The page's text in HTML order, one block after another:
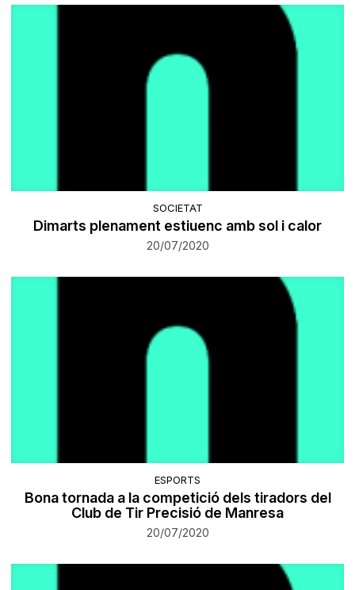
SOCIETAT
Dimarts plenament estiuenc amb sol i calor
20/07/2020
ESPORTS
Bona tornada a la competició dels tiradors del
Club de Tir Precisió de Manresa
20/07/2020